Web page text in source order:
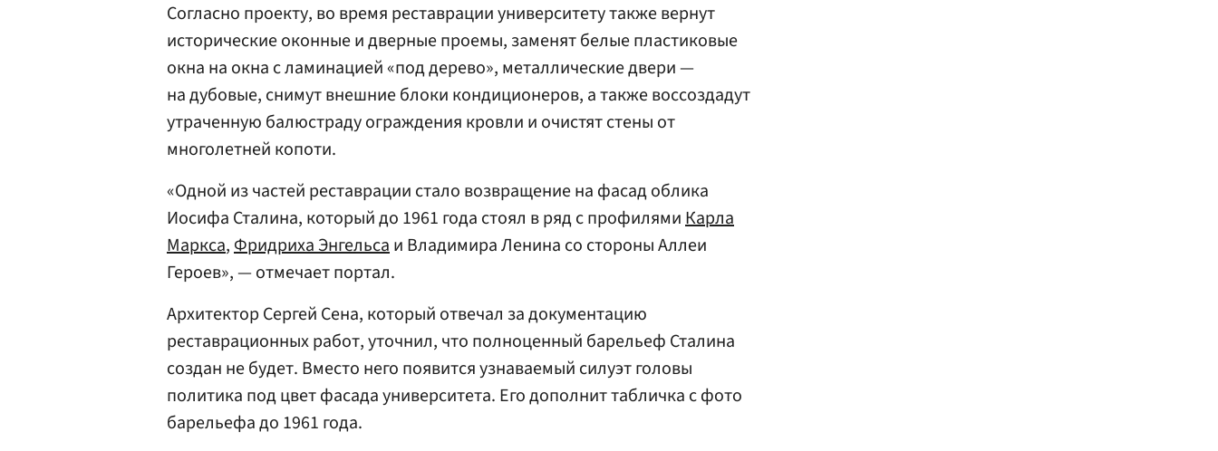
Согласно проекту, во время реставрации университету также вернут
исторические оконные и дверные проемы, заменят белые пластиковые
окна на окна с ламинацией «под дерево», металлические двери —
на дубовые, снимут внешние блоки кондиционеров, а также воссоздадут
утраченную балюстраду ограждения кровли и очистят стены от
многолетней копоти.
«Одной из частей реставрации стало возвращение на фасад облика
Иосифа Сталина, который до 1961 года стоял в ряд с профилямиКарла
Маркса,Фридриха Энгельсаи Владимира Ленина со стороны Аллеи
Героев», — отмечает портал.
Архитектор Сергей Сена, который отвечал за документацию
реставрационных работ, уточнил, что полноценный барельеф Сталина
создан не будет. Вместо него появится узнаваемый силуэт головы
политика под цвет фасада университета. Его дополнит табличка с фото
барельефа до 1961 года.